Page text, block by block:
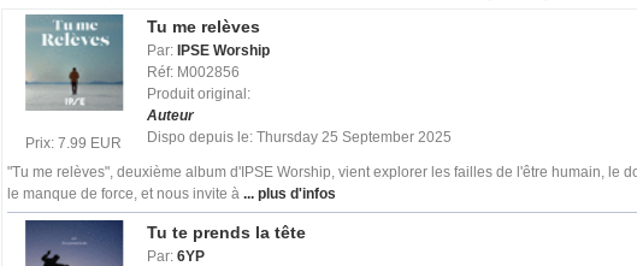
Prix: 7.99 EUR
Tu me relèves
Par: IPSE Worship
Réf: M002856
Produit original:
Auteur
Dispo depuis le: Thursday 25 September 2025
"Tu me relèves", deuxième album d'IPSE Worship, vient explorer les failles de l'être humain, le
le manque de force, et nous invite à ... plus d'infos
Tu te prends la tête
Par: 6YP